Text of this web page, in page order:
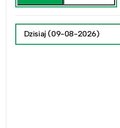
Dzisiaj (09-08-2026)